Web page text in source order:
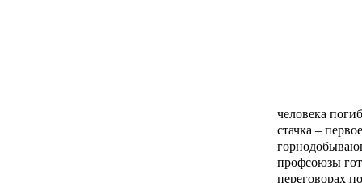
человека
стачка –
профсоюзы
переговорах